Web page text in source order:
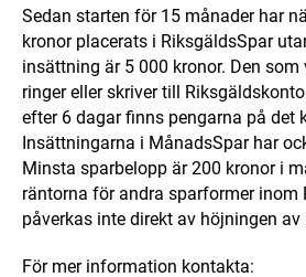
Sedan starten för 15 månader har
kronor placerats i RiksgäldsSpar
insättning är 5 000 kronor. Den
ringer eller skriver till
efter 6 dagar finns pengarna på det
Insättningarna i MånadsSpar har
Minsta sparbelopp är 200 kronor i
räntorna för andra sparformer inom
påverkas inte direkt av höjningen av
För mer information kontakta: